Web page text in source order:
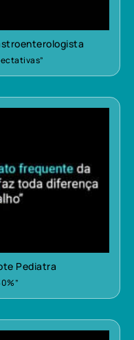
Pediatra